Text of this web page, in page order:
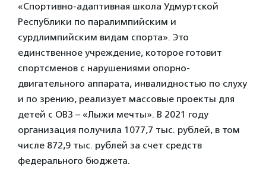
«Спортивно-адаптивная школа Удмуртской
Республики по паралимпийским и
сурдлимпийским видам спорта». Это
единственное учреждение, которое готовит
спортсменов с нарушениями опорно-
двигательного аппарата, инвалидностью по слуху
и по зрению, реализует массовые проекты для
детей с ОВЗ – «Лыжи мечты». В 2021 году
организация получила 1077,7 тыс. рублей, в том
числе 872,9 тыс. рублей за счет средств
федерального бюджета.